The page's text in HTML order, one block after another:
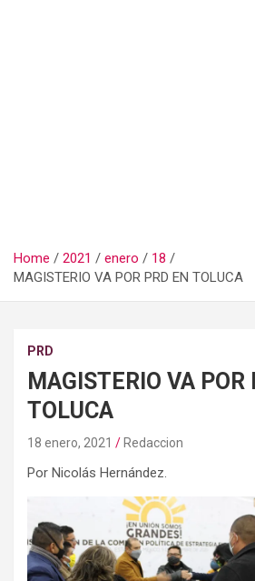
Home 2021 enero
18
MAGISTERIO VA POR PRD EN TOLUCA
PRD
MAGISTERIO VA POR
TOLUCA
18 enero, 2021 Redaccion
Por Nicolás Hernández.